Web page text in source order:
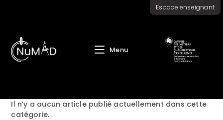
Menu
Espace enseignant
Il n’y a aucun article publié actuellement dans cette
catégorie.